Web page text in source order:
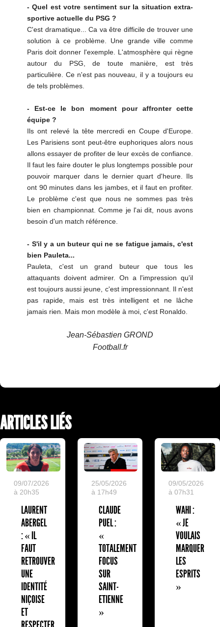
- Quel est votre sentiment sur la situation extra-
sportive actuelle du PSG ?
C'est dramatique... Ca va être difficile de trouver une
solution à ce problème. Une grande ville comme
Paris doit donner l'exemple. L'atmosphère qui règne
autour du PSG, de toute manière, est très
particulière. Ce n'est pas nouveau, il y a toujours eu
de tels problèmes.
- Est-ce le bon moment pour affronter cette
équipe ?
Ils ont relevé la tête mercredi en Coupe d'Europe.
Les Parisiens sont peut-être euphoriques alors nous
allons essayer de profiter de leur excès de confiance.
Il faut les faire douter le plus longtemps possible pour
pouvoir marquer dans le dernier quart d'heure. Ils
ont 90 minutes dans les jambes, et il faut en profiter.
Le problème c'est que nous ne sommes pas très
bien en championnat. Comme je l'ai dit, nous avons
besoin d'un match référence.
- S'il y a un buteur qui ne se fatigue jamais, c'est
bien Pauleta...
Pauleta, c'est un grand buteur que tous les
attaquants doivent admirer. On a l'impression qu'il
est toujours aussi jeune, c'est impressionnant. Il n'est
pas rapide, mais est très intelligent et ne lâche
jamais rien. Mais mon modèle à moi, c'est Ronaldo.
Jean-Sébastien GROND
Football.fr
ARTICLES LIÉS
09/07/2026
à 20h35
LAURENT
ABERGEL
: « IL
FAUT
RETROUVER
UNE
IDENTITÉ
NIÇOISE
ET
25/05/2026
à 17h49
CLAUDE
PUEL :
«
TOTALEMENT
FOCUS
SUR
SAINT-
ETIENNE
»
09/05/2026
à 07h31
WAHI :
« JE
VOULAIS
MARQUER
LES
ESPRITS
»